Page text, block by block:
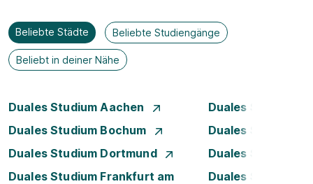
Beliebte Städte Beliebte Studiengänge
Beliebt in deiner Nähe
Duales Studium Aachen
Duales Studium
Duales Studium Bochum
Duales Studium
Duales Studium Dortmund
Duales Studium
Duales Studium Frankfurt am
Duales Studium